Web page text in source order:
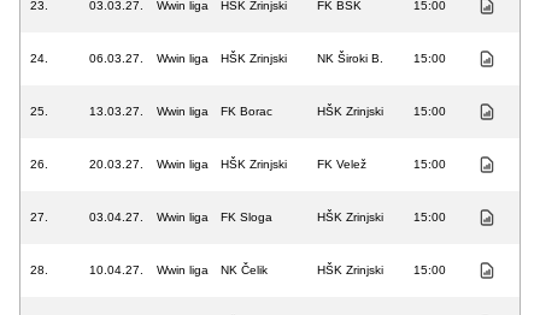
23. 03.03.27. Wwin liga HŠK Zrinjski FK BSK 15:00
24. 06.03.27. Wwin liga HŠK Zrinjski NK Široki B. 15:00
25. 13.03.27. Wwin liga FK Borac HŠK Zrinjski 15:00
26. 20.03.27. Wwin liga HŠK Zrinjski FK Velež 15:00
27. 03.04.27. Wwin liga FK Sloga HŠK Zrinjski 15:00
28. 10.04.27. Wwin liga NK Čelik HŠK Zrinjski 15:00